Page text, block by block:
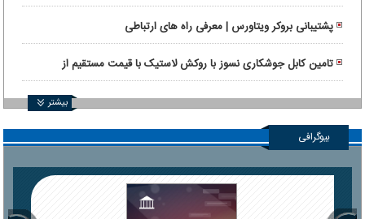
پشتیبانی بروکر ویتاورس | معرفی راه های ارتباطی
تامین کابل جوشکاری نسوز با روکش لاستیک با قیمت مستقیم از
کارخانه
بیشتر
بیوگرافی